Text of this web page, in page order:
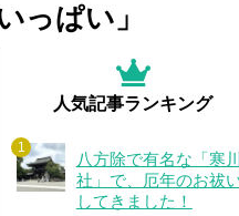
っぱい」
人気記事ランキング
1
八方除で有名な「寒
社」で、厄年のお祓
してきました！